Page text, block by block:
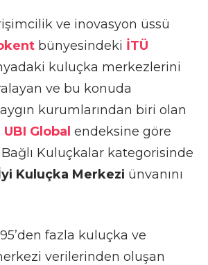
ve inovasyon üssü
bünyesindeki İTÜ
kuluçka merkezlerini
ve bu konuda
kurumlarından biri olan
UBI Global endeksine göre
Kuluçkalar kategorisinde
Kuluçka Merkezi ünvanını
fazla kuluçka ve
verilerinden oluşan